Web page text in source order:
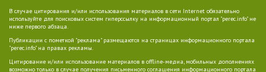
В случае цитирования и/или использования материалов в сети Internet обязательно
используйте для поисковых систем гиперссылку на информационный портал "perec.info" не
ниже первого абзаца.
Публикации с пометкой "реклама" размещаются на страницах информационного портала
"perec.info" на правах рекламы.
Цитирование и/или использование материалов в offline-медиа, мобильных дополнениях
возможно только в случае получения письменного соглашения информационного портала